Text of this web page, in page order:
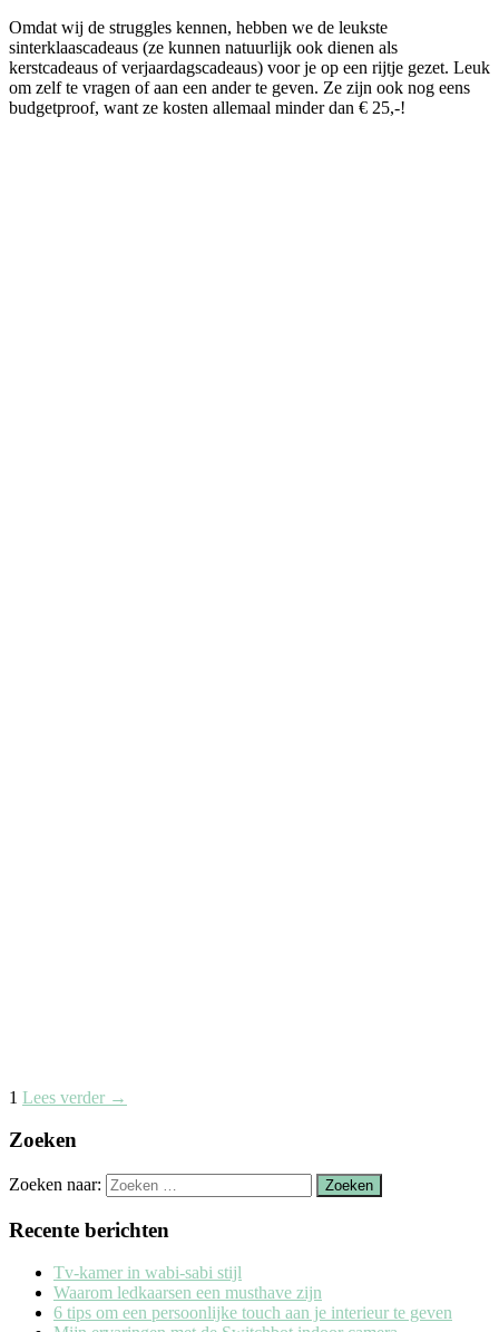
Omdat wij de struggles kennen, hebben we de leukste
sinterklaascadeaus (ze kunnen natuurlijk ook dienen als
kerstcadeaus of verjaardagscadeaus) voor je op een rijtje gezet. Leuk
om zelf te vragen of aan een ander te geven. Ze zijn ook nog eens
budgetproof, want ze kosten allemaal minder dan € 25,-!
1 Lees verder →
Zoeken
Zoeken naar:
Recente berichten
Tv-kamer in wabi-sabi stijl
Waarom ledkaarsen een musthave zijn
6 tips om een persoonlijke touch aan je interieur te geven